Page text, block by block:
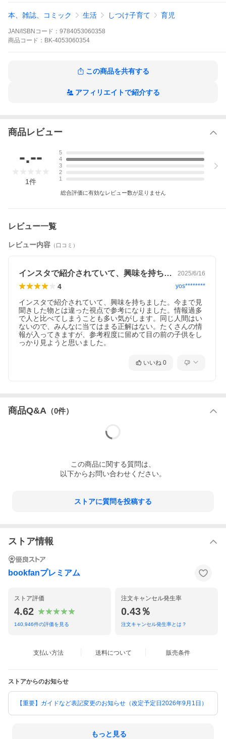
“より良い子育て”の洪水の中で必要なのは、「これをするといい
よ」「あれをするといいよ」という「足し算」の情報ではなく、
「これもいらない」「あれもいらない」と仕分けする「引き算」
の発想です。MBS系「情熱大陸」出演、最難関中学多数合格の算
数塾講師とNHK「プロフェッショナル 仕事の流儀」出演、数学オ
※本データはこの商品が発売された時点の情報です。
本、雑誌、コミック 生活 しつけ子育て 育児
JAN/ISBNコード： 9784053060358
商品 コード： BK-4053060354
この商品を共有する
アフィリエイトで紹介する
商品レビュー
-.--
1件
5
4
3
2
1
総合評価に有効なレビュー数が足りません
レビュー一覧
レビュー内容 （口コミ）
インスタで紹介されていて、興味を持ちま… 2025/6/16
4 yos********
インスタで紹介されていて、興味を持ちました。今まで見
聞きした物とは違った視点で参考になりました。情報過多
で人と比べてしまうことも多い気がします。同じ人間はい
ないので、みんなに当てはまる正解はない。たくさんの情
報が入ってきますが、参考程度に留めて目の前の子供をし
っかり見ようと思いました。
いいね 0
商品Q&A （0件）
この商品に関する質問は、
以下からお問い合わせください。
ストアに質問を投稿する
ストア情報
bookfanプレミアム
ストア評価
4.62
140,946件の評価を見る
注文キャンセル発生率
0.43％
注文キャンセル発生率とは？
支払い方法 送料について 販売条件
ストアからのお知らせ
【重要】ガイドなど表記変更のお知らせ（改定予定日2026年9月1日）
もっと見る